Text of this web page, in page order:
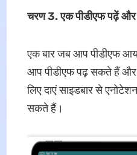
चरण 3. एक पीडीएफ पढ़ें और
एक बार जब आप पीडीएफ
आप पीडीएफ पढ़ सकते हैं और
लिए दाएं साइडबार से
सकते हैं।